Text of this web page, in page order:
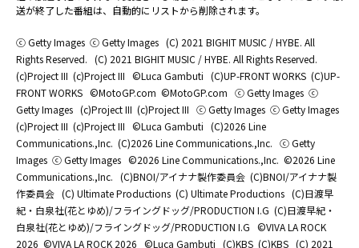
送が終了した番組は、自動的にリストから削除されます。
ⓒ Getty Images ⓒ Getty Images (C) 2021 BIGHIT MUSIC / HYBE. All
Rights Reserved. (C) 2021 BIGHIT MUSIC / HYBE. All Rights Reserved.
(c)Project III (c)Project III ©Luca Gambuti (C)UP-FRONT WORKS (C)UP-
FRONT WORKS ©MotoGP.com ©MotoGP.com ⓒ Getty Images ⓒ
Getty Images (c)Project III (c)Project III ⓒ Getty Images ⓒ Getty Images
(c)Project III (c)Project III ©Luca Gambuti (C)2026 Line
Communications.,Inc. (C)2026 Line Communications.,Inc. ⓒ Getty
Images ⓒ Getty Images ©2026 Line Communications.,Inc. ©2026 Line
Communications.,Inc. (C)BNOI/アイナナ製作委員会 (C)BNOI/アイナナ製
作委員会 (C) Ultimate Productions (C) Ultimate Productions (C)日渡早
紀・白泉社(花とゆめ)/フライングドッグ/PRODUCTION I.G (C)日渡早紀・
白泉社(花とゆめ)/フライングドッグ/PRODUCTION I.G ©️VIVA LA ROCK
2026 ©️VIVA LA ROCK 2026 ©Luca Gambuti (C)KBS (C)KBS (C) 2021